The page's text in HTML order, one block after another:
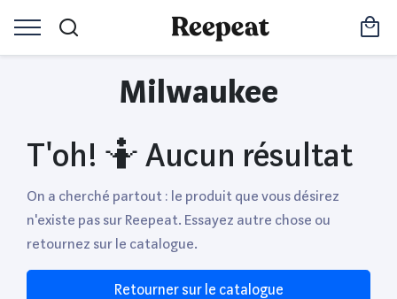
Milwaukee
T'oh! 🤷 Aucun résultat
On a cherché partout : le produit que vous désirez
n'existe pas sur Reepeat. Essayez autre chose ou
retournez sur le catalogue.
Retourner sur le catalogue